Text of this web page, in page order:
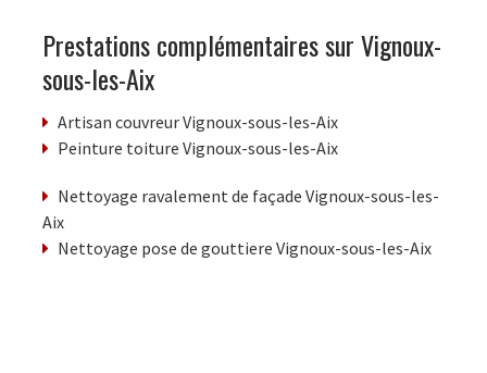
Prestations complémentaires sur Vignoux-
sous-les-Aix
Artisan couvreur Vignoux-sous-les-Aix
Peinture toiture Vignoux-sous-les-Aix
Nettoyage ravalement de façade Vignoux-sous-les-
Aix
Nettoyage pose de gouttiere Vignoux-sous-les-Aix